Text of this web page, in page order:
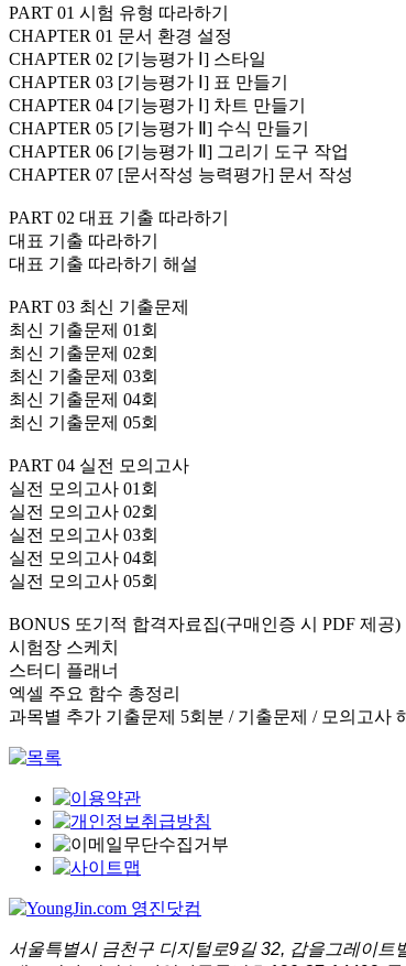
PART 01 시험 유형 따라하기
CHAPTER 01 문서 환경 설정
CHAPTER 02 [기능평가 Ⅰ] 스타일
CHAPTER 03 [기능평가 Ⅰ] 표 만들기
CHAPTER 04 [기능평가 Ⅰ] 차트 만들기
CHAPTER 05 [기능평가 Ⅱ] 수식 만들기
CHAPTER 06 [기능평가 Ⅱ] 그리기 도구 작업
CHAPTER 07 [문서작성 능력평가] 문서 작성
PART 02 대표 기출 따라하기
대표 기출 따라하기
대표 기출 따라하기 해설
PART 03 최신 기출문제
최신 기출문제 01회
최신 기출문제 02회
최신 기출문제 03회
최신 기출문제 04회
최신 기출문제 05회
PART 04 실전 모의고사
실전 모의고사 01회
실전 모의고사 02회
실전 모의고사 03회
실전 모의고사 04회
실전 모의고사 05회
BONUS 또기적 합격자료집(구매인증 시 PDF 제공)
시험장 스케치
스터디 플래너
엑셀 주요 함수 총정리
과목별 추가 기출문제 5회분 / 기출문제 / 모의고사
서울특별시 금천구 디지털로9길 32, 갑을그레이트